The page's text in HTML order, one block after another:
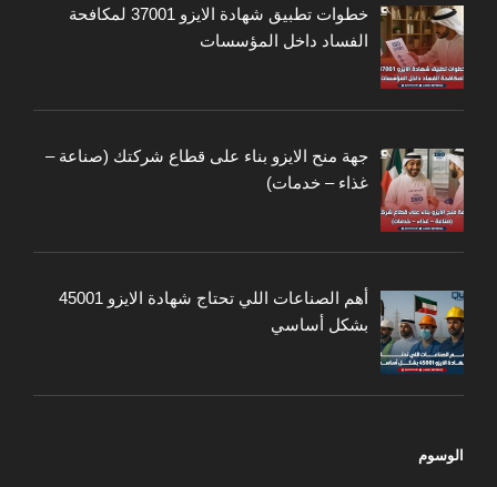
خطوات تطبيق شهادة الايزو 37001 لمكافحة
الفساد داخل المؤسسات
جهة منح الايزو بناء على قطاع شركتك (صناعة –
غذاء – خدمات)
أهم الصناعات اللي تحتاج شهادة الايزو 45001
بشكل أساسي
الوسوم